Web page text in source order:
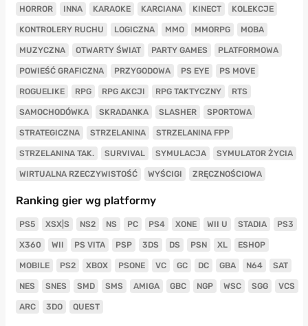
HORROR INNA KARAOKE KARCIANA KINECT KOLEKCJE
KONTROLERY RUCHU LOGICZNA MMO MMORPG MOBA
MUZYCZNA OTWARTY ŚWIAT PARTY GAMES PLATFORMOWA
POWIEŚĆ GRAFICZNA PRZYGODOWA PS EYE PS MOVE
ROGUELIKE RPG RPG AKCJI RPG TAKTYCZNY RTS
SAMOCHODÓWKA SKRADANKA SLASHER SPORTOWA
STRATEGICZNA STRZELANINA STRZELANINA FPP
STRZELANINA TAK. SURVIVAL SYMULACJA SYMULATOR ŻYCIA
WIRTUALNA RZECZYWISTOŚĆ WYŚCIGI ZRĘCZNOŚCIOWA
Ranking gier wg platformy
PS5 XSX|S NS2 NS PC PS4 XONE WII U STADIA PS3
X360 WII PS VITA PSP 3DS DS PSN XL ESHOP
MOBILE PS2 XBOX PSONE VC GC DC GBA N64 SAT
NES SNES SMD SMS AMIGA GBC NGP WSC SGG VCS
ARC 3DO QUEST